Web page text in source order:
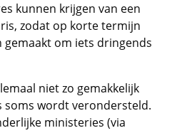
kunnen krijgen van een
zodat op korte termijn
gemaakt om iets dringends
niet zo gemakkelijk
soms wordt verondersteld.
ministeries (via